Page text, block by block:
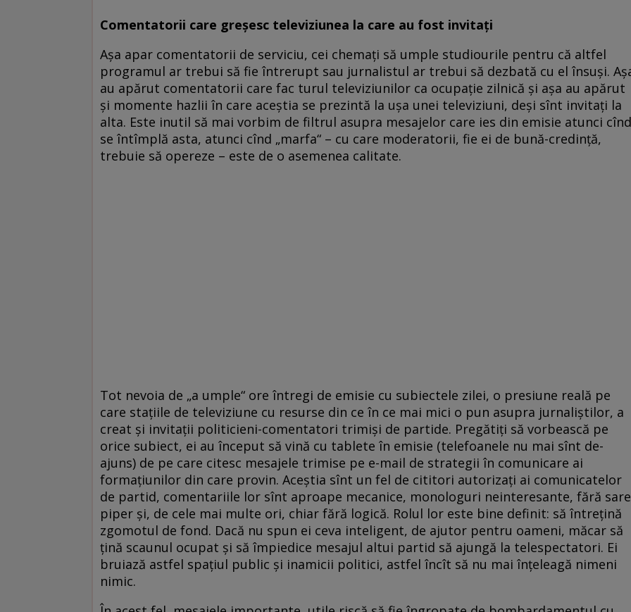
Comentatorii care greşesc televiziunea la care au fost invitaţi
Aşa apar comentatorii de serviciu, cei chemaţi să umple studiourile pentru că altfel
programul ar trebui să fie întrerupt sau jurnalistul ar trebui să dezbată cu el însuşi.
au apărut comentatorii care fac turul televiziunilor ca ocupaţie zilnică şi aşa au apărut
şi momente hazlii în care aceştia se prezintă la uşa unei televiziuni, deşi sînt invitaţi la
alta. Este inutil să mai vorbim de filtrul asupra mesajelor care ies din emisie atunci cînd
se întîmplă asta, atunci cînd „marfa“ – cu care moderatorii, fie ei de bună-credinţă,
trebuie să opereze – este de o asemenea calitate.
Tot nevoia de „a umple“ ore întregi de emisie cu subiectele zilei, o presiune reală pe
care staţiile de televiziune cu resurse din ce în ce mai mici o pun asupra jurnaliştilor, a
creat şi invitaţii politicieni-comentatori trimişi de partide. Pregătiţi să vorbească pe
orice subiect, ei au început să vină cu tablete în emisie (telefoanele nu mai sînt de-
ajuns) de pe care citesc mesajele trimise pe e-mail de strategii în comunicare ai
formaţiunilor din care provin. Aceştia sînt un fel de cititori autorizaţi ai comunicatelor
de partid, comentariile lor sînt aproape mecanice, monologuri neinteresante, fără
piper şi, de cele mai multe ori, chiar fără logică. Rolul lor este bine definit: să întreţină
zgomotul de fond. Dacă nu spun ei ceva inteligent, de ajutor pentru oameni, măcar să
ţină scaunul ocupat şi să împiedice mesajul altui partid să ajungă la telespectatori. Ei
bruiază astfel spaţiul public şi inamicii politici, astfel încît să nu mai înţeleagă nimeni
nimic.